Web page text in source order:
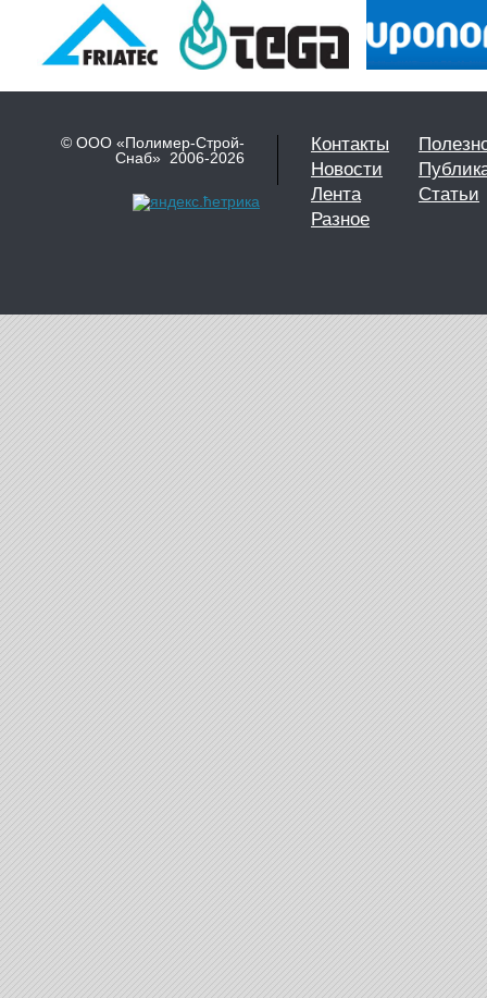
© ООО «Полимер-Строй-
Снаб» 2006-2026
Контакты
Новости
Лента
Статьи
Разное